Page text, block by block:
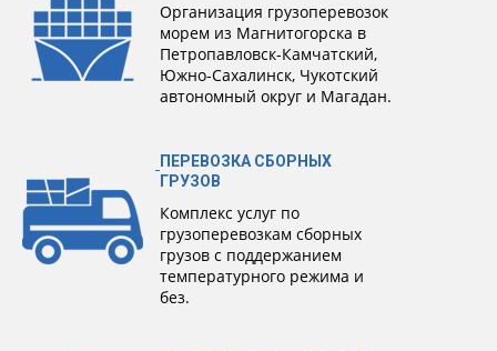
Организация грузоперевозок
морем из Магнитогорска в
Петропавловск-Камчатский,
Южно-Сахалинск, Чукотский
автономный округ и Магадан.
ПЕРЕВОЗКА СБОРНЫХ
ГРУЗОВ
Комплекс услуг по
грузоперевозкам сборных
грузов с поддержанием
температурного режима и
без.